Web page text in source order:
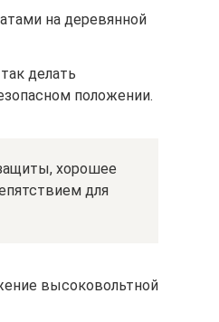
на деревянной
делать
положении.
хорошее
для
высоковольтной